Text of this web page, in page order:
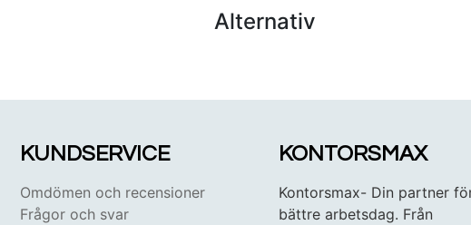
Alternativ
KUNDSERVICE
Omdömen och recensioner
Frågor och svar
KONTORSMAX
Kontorsmax- Din partner
bättre arbetsdag. Från